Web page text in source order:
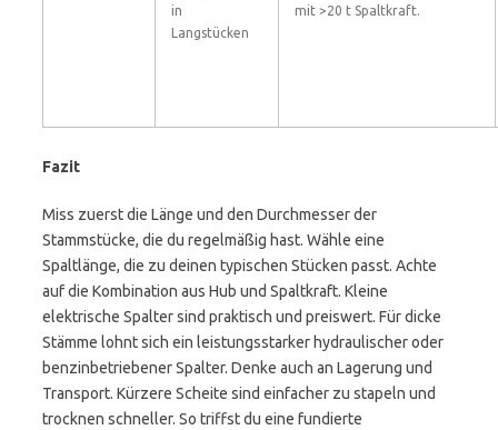
in
Langstücken
mit >20 t Spaltkraft.
Fazit
Miss zuerst die Länge und den Durchmesser der
Stammstücke, die du regelmäßig hast. Wähle eine
Spaltlänge, die zu deinen typischen Stücken passt. Achte
auf die Kombination aus Hub und Spaltkraft. Kleine
elektrische Spalter sind praktisch und preiswert. Für dicke
Stämme lohnt sich ein leistungsstarker hydraulischer oder
benzinbetriebener Spalter. Denke auch an Lagerung und
Transport. Kürzere Scheite sind einfacher zu stapeln und
trocknen schneller. So triffst du eine fundierte